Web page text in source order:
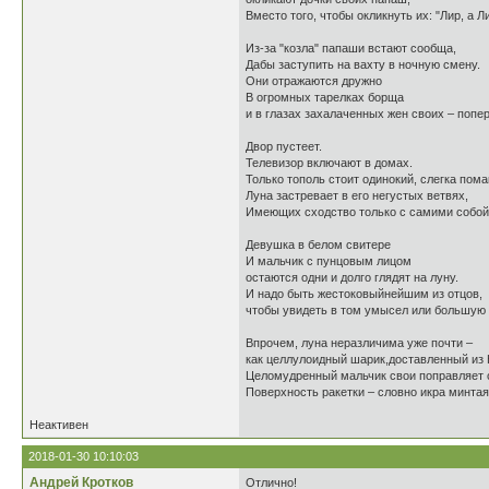
Вместо того, чтобы окликнуть их: "Лир, а
Из-за "козла" папаши встают сообща,
Дабы заступить на вахту в ночную смену.
Они отражаются дружно
В огромных тарелках борща
и в глазах захалаченных жен своих –
Двор пустеет.
Телевизор включают в домах.
Только тополь стоит одинокий, слегка
Луна застревает в его негустых ветвях,
Имеющих сходство только с самими собой.
Девушка в белом свитере
И мальчик с пунцовым лицом
остаются одни и долго глядят на луну.
И надо быть жестоковыйнейшим из отцов,
чтобы увидеть в том умысел или большую
Впрочем, луна неразличима уже почти –
как целлулоидный шарик,доставленный из
Целомудренный мальчик свои поправляет
Поверхность ракетки – словно икра минтая.
Неактивен
2018-01-30 10:10:03
Андрей Кротков Отлично!